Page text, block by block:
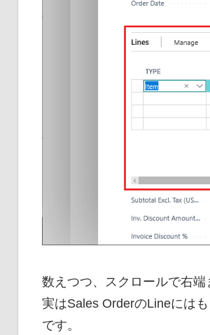
数えつつ、スクロールで右端
実はSales OrderのLineには
です。